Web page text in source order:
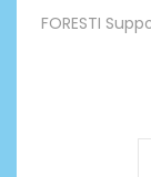
FORESTI